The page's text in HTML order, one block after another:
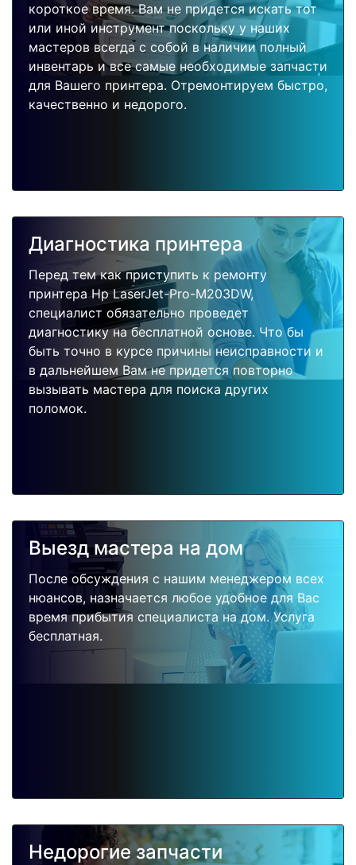
короткое время. Вам не придется искать тот
или иной инструмент поскольку у наших
мастеров всегда с собой в наличии полный
инвентарь и все самые необходимые запчасти
для Вашего принтера. Отремонтируем быстро,
качественно и недорого.
Диагностика принтера
Перед тем как приступить к ремонту
принтера Hp LaserJet-Pro-M203DW,
специалист обязательно проведет
диагностику на бесплатной основе. Что бы
быть точно в курсе причины неисправности и
в дальнейшем Вам не придется повторно
вызывать мастера для поиска других
поломок.
Выезд мастера на дом
После обсуждения с нашим менеджером всех
нюансов, назначается любое удобное для Вас
время прибытия специалиста на дом. Услуга
бесплатная.
Недорогие запчасти